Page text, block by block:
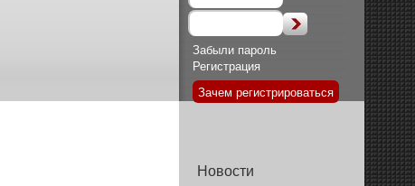
Забыли пароль
Регистрация
Зачем регистрироваться
Новости